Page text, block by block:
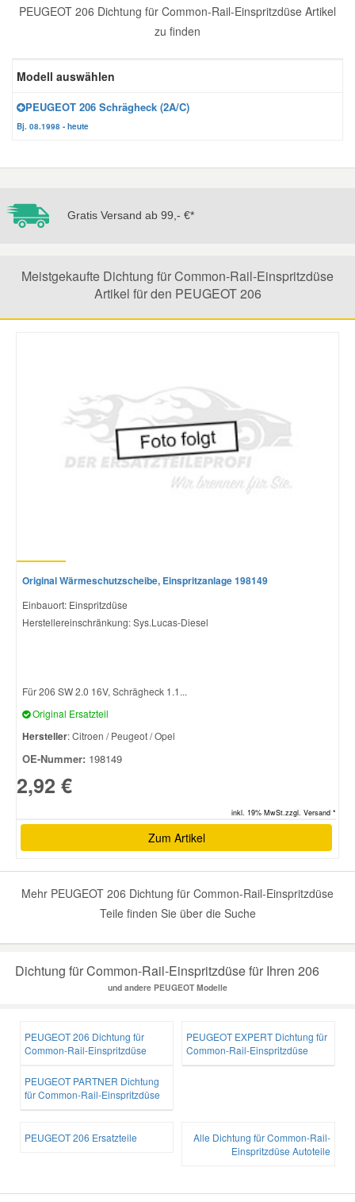
PEUGEOT 206 Dichtung für Common-Rail-Einspritzdüse Artikel
zu finden
Modell auswählen
PEUGEOT 206 Schrägheck (2A/C)
Bj. 08.1998 - heute
Gratis Versand ab 99,- €*
Meistgekaufte Dichtung für Common-Rail-Einspritzdüse
Artikel für den PEUGEOT 206
Original Wärmeschutzscheibe, Einspritzanlage 198149
Einbauort: Einspritzdüse
Herstellereinschränkung: Sys.Lucas-Diesel
Für 206 SW 2.0 16V, Schrägheck 1.1...
Original Ersatzteil
Hersteller: Citroen / Peugeot / Opel
OE-Nummer: 198149
2,92 €
inkl. 19% MwSt.zzgl. Versand *
Zum Artikel
Mehr PEUGEOT 206 Dichtung für Common-Rail-Einspritzdüse
Teile finden Sie über die Suche
Dichtung für Common-Rail-Einspritzdüse für Ihren 206
und andere PEUGEOT Modelle
PEUGEOT 206 Dichtung für
Common-Rail-Einspritzdüse
PEUGEOT EXPERT Dichtung für
Common-Rail-Einspritzdüse
PEUGEOT PARTNER Dichtung
für Common-Rail-Einspritzdüse
PEUGEOT 206 Ersatzteile
Alle Dichtung für Common-Rail-
Einspritzdüse Autoteile
Zündanlage und Glühanlage
Reparatur-Zubehör
Karosserie Werkzeug
Schlüsselgehäuse
Werkstattbedarf
Winter-Autozubehör
Daihatsu Ersatzteile
Dodge Ersatzteile
Honda Ersatzteile
Hyundai Ersatzteile
Kia Ersatzteile
Mercedes Ersatzteile
Porsche Ersatzteile
Skoda Ersatzteile
Smart Ersatzteile
Suzuki Ersatzteile
Vauxhall Ersatzteile